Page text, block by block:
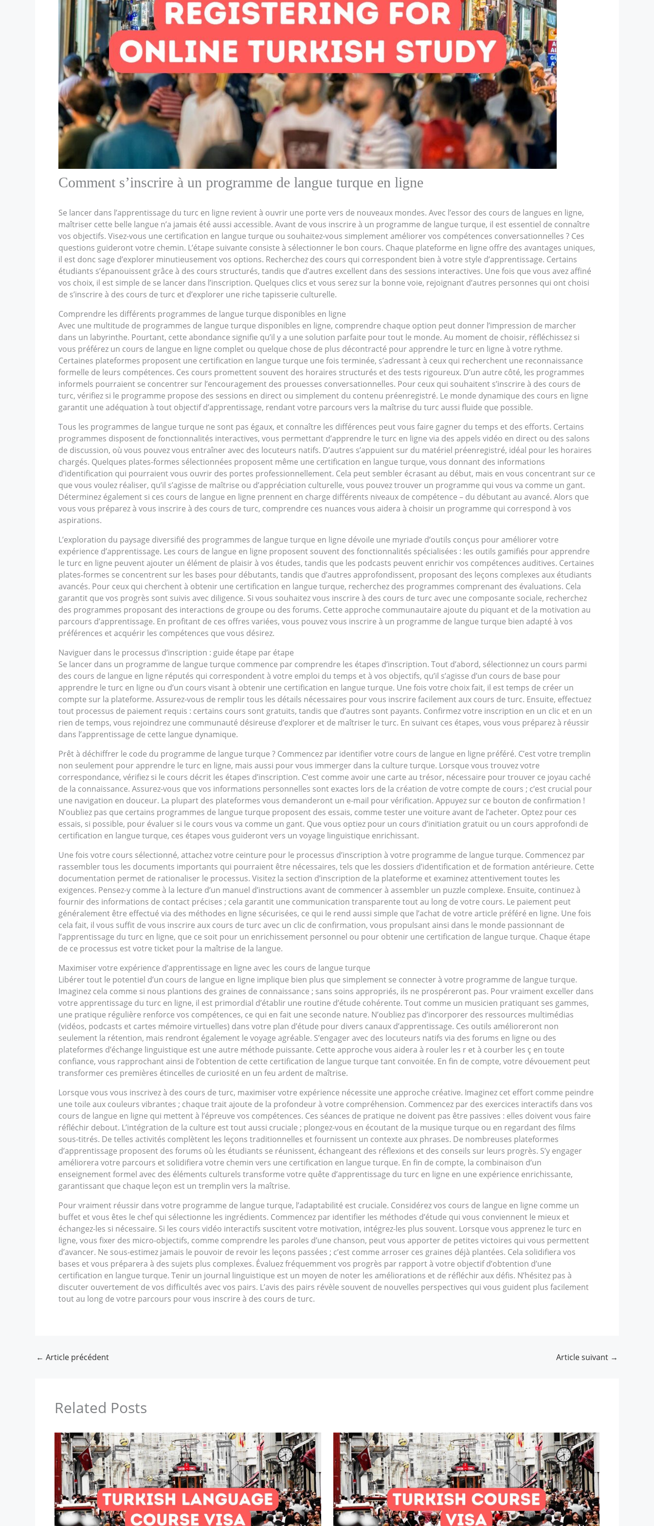
Comment s’inscrire à un programme de langue turque en ligne
Se lancer dans l’apprentissage du turc en ligne revient à ouvrir une porte vers de nouveaux mondes. Avec l’essor des cours de langues en ligne,
maîtriser cette belle langue n’a jamais été aussi accessible. Avant de vous inscrire à un programme de langue turque, il est essentiel de connaître
vos objectifs. Visez-vous une certification en langue turque ou souhaitez-vous simplement améliorer vos compétences conversationnelles ? Ces
questions guideront votre chemin. L’étape suivante consiste à sélectionner le bon cours. Chaque plateforme en ligne offre des avantages uniques,
il est donc sage d’explorer minutieusement vos options. Recherchez des cours qui correspondent bien à votre style d’apprentissage. Certains
étudiants s’épanouissent grâce à des cours structurés, tandis que d’autres excellent dans des sessions interactives. Une fois que vous avez affiné
vos choix, il est simple de se lancer dans l’inscription. Quelques clics et vous serez sur la bonne voie, rejoignant d’autres personnes qui ont choisi
de s’inscrire à des cours de turc et d’explorer une riche tapisserie culturelle.
Comprendre les différents programmes de langue turque disponibles en ligne
Avec une multitude de programmes de langue turque disponibles en ligne, comprendre chaque option peut donner l’impression de marcher
dans un labyrinthe. Pourtant, cette abondance signifie qu’il y a une solution parfaite pour tout le monde. Au moment de choisir, réfléchissez si
vous préférez un cours de langue en ligne complet ou quelque chose de plus décontracté pour apprendre le turc en ligne à votre rythme.
Certaines plateformes proposent une certification en langue turque une fois terminée, s’adressant à ceux qui recherchent une reconnaissance
formelle de leurs compétences. Ces cours promettent souvent des horaires structurés et des tests rigoureux. D’un autre côté, les programmes
informels pourraient se concentrer sur l’encouragement des prouesses conversationnelles. Pour ceux qui souhaitent s’inscrire à des cours de
turc, vérifiez si le programme propose des sessions en direct ou simplement du contenu préenregistré. Le monde dynamique des cours en ligne
garantit une adéquation à tout objectif d’apprentissage, rendant votre parcours vers la maîtrise du turc aussi fluide que possible.
Tous les programmes de langue turque ne sont pas égaux, et connaître les différences peut vous faire gagner du temps et des efforts. Certains
programmes disposent de fonctionnalités interactives, vous permettant d’apprendre le turc en ligne via des appels vidéo en direct ou des salons
de discussion, où vous pouvez vous entraîner avec des locuteurs natifs. D’autres s’appuient sur du matériel préenregistré, idéal pour les horaires
chargés. Quelques plates-formes sélectionnées proposent même une certification en langue turque, vous donnant des informations
d’identification qui pourraient vous ouvrir des portes professionnellement. Cela peut sembler écrasant au début, mais en vous concentrant sur ce
que vous voulez réaliser, qu’il s’agisse de maîtrise ou d’appréciation culturelle, vous pouvez trouver un programme qui vous va comme un gant.
Déterminez également si ces cours de langue en ligne prennent en charge différents niveaux de compétence – du débutant au avancé. Alors que
vous vous préparez à vous inscrire à des cours de turc, comprendre ces nuances vous aidera à choisir un programme qui correspond à vos
aspirations.
L’exploration du paysage diversifié des programmes de langue turque en ligne dévoile une myriade d’outils conçus pour améliorer votre
expérience d’apprentissage. Les cours de langue en ligne proposent souvent des fonctionnalités spécialisées : les outils gamifiés pour apprendre
le turc en ligne peuvent ajouter un élément de plaisir à vos études, tandis que les podcasts peuvent enrichir vos compétences auditives. Certaines
plates-formes se concentrent sur les bases pour débutants, tandis que d’autres approfondissent, proposant des leçons complexes aux étudiants
avancés. Pour ceux qui cherchent à obtenir une certification en langue turque, recherchez des programmes comprenant des évaluations. Cela
garantit que vos progrès sont suivis avec diligence. Si vous souhaitez vous inscrire à des cours de turc avec une composante sociale, recherchez
des programmes proposant des interactions de groupe ou des forums. Cette approche communautaire ajoute du piquant et de la motivation au
parcours d’apprentissage. En profitant de ces offres variées, vous pouvez vous inscrire à un programme de langue turque bien adapté à vos
préférences et acquérir les compétences que vous désirez.
Naviguer dans le processus d’inscription : guide étape par étape
Se lancer dans un programme de langue turque commence par comprendre les étapes d’inscription. Tout d’abord, sélectionnez un cours parmi
des cours de langue en ligne réputés qui correspondent à votre emploi du temps et à vos objectifs, qu’il s’agisse d’un cours de base pour
apprendre le turc en ligne ou d’un cours visant à obtenir une certification en langue turque. Une fois votre choix fait, il est temps de créer un
compte sur la plateforme. Assurez-vous de remplir tous les détails nécessaires pour vous inscrire facilement aux cours de turc. Ensuite, effectuez
tout processus de paiement requis : certains cours sont gratuits, tandis que d’autres sont payants. Confirmez votre inscription en un clic et en un
rien de temps, vous rejoindrez une communauté désireuse d’explorer et de maîtriser le turc. En suivant ces étapes, vous vous préparez à réussir
dans l’apprentissage de cette langue dynamique.
Prêt à déchiffrer le code du programme de langue turque ? Commencez par identifier votre cours de langue en ligne préféré. C’est votre tremplin
non seulement pour apprendre le turc en ligne, mais aussi pour vous immerger dans la culture turque. Lorsque vous trouvez votre
correspondance, vérifiez si le cours décrit les étapes d’inscription. C’est comme avoir une carte au trésor, nécessaire pour trouver ce joyau caché
de la connaissance. Assurez-vous que vos informations personnelles sont exactes lors de la création de votre compte de cours ; c’est crucial pour
une navigation en douceur. La plupart des plateformes vous demanderont un e-mail pour vérification. Appuyez sur ce bouton de confirmation !
N’oubliez pas que certains programmes de langue turque proposent des essais, comme tester une voiture avant de l’acheter. Optez pour ces
essais, si possible, pour évaluer si le cours vous va comme un gant. Que vous optiez pour un cours d’initiation gratuit ou un cours approfondi de
certification en langue turque, ces étapes vous guideront vers un voyage linguistique enrichissant.
Une fois votre cours sélectionné, attachez votre ceinture pour le processus d’inscription à votre programme de langue turque. Commencez par
rassembler tous les documents importants qui pourraient être nécessaires, tels que les dossiers d’identification et de formation antérieure. Cette
documentation permet de rationaliser le processus. Visitez la section d’inscription de la plateforme et examinez attentivement toutes les
exigences. Pensez-y comme à la lecture d’un manuel d’instructions avant de commencer à assembler un puzzle complexe. Ensuite, continuez à
fournir des informations de contact précises ; cela garantit une communication transparente tout au long de votre cours. Le paiement peut
généralement être effectué via des méthodes en ligne sécurisées, ce qui le rend aussi simple que l’achat de votre article préféré en ligne. Une fois
cela fait, il vous suffit de vous inscrire aux cours de turc avec un clic de confirmation, vous propulsant ainsi dans le monde passionnant de
l’apprentissage du turc en ligne, que ce soit pour un enrichissement personnel ou pour obtenir une certification de langue turque. Chaque étape
de ce processus est votre ticket pour la maîtrise de la langue.
Maximiser votre expérience d’apprentissage en ligne avec les cours de langue turque
Libérer tout le potentiel d’un cours de langue en ligne implique bien plus que simplement se connecter à votre programme de langue turque.
Imaginez cela comme si nous plantions des graines de connaissance ; sans soins appropriés, ils ne prospéreront pas. Pour vraiment exceller dans
votre apprentissage du turc en ligne, il est primordial d’établir une routine d’étude cohérente. Tout comme un musicien pratiquant ses gammes,
une pratique régulière renforce vos compétences, ce qui en fait une seconde nature. N’oubliez pas d’incorporer des ressources multimédias
(vidéos, podcasts et cartes mémoire virtuelles) dans votre plan d’étude pour divers canaux d’apprentissage. Ces outils amélioreront non
seulement la rétention, mais rendront également le voyage agréable. S’engager avec des locuteurs natifs via des forums en ligne ou des
plateformes d’échange linguistique est une autre méthode puissante. Cette approche vous aidera à rouler les r et à courber les ç en toute
confiance, vous rapprochant ainsi de l’obtention de cette certification de langue turque tant convoitée. En fin de compte, votre dévouement peut
transformer ces premières étincelles de curiosité en un feu ardent de maîtrise.
Lorsque vous vous inscrivez à des cours de turc, maximiser votre expérience nécessite une approche créative. Imaginez cet effort comme peindre
une toile aux couleurs vibrantes ; chaque trait ajoute de la profondeur à votre compréhension. Commencez par des exercices interactifs dans vos
cours de langue en ligne qui mettent à l’épreuve vos compétences. Ces séances de pratique ne doivent pas être passives : elles doivent vous faire
réfléchir debout. L’intégration de la culture est tout aussi cruciale ; plongez-vous en écoutant de la musique turque ou en regardant des films
sous-titrés. De telles activités complètent les leçons traditionnelles et fournissent un contexte aux phrases. De nombreuses plateformes
d’apprentissage proposent des forums où les étudiants se réunissent, échangeant des réflexions et des conseils sur leurs progrès. S’y engager
améliorera votre parcours et solidifiera votre chemin vers une certification en langue turque. En fin de compte, la combinaison d’un
enseignement formel avec des éléments culturels transforme votre quête d’apprentissage du turc en ligne en une expérience enrichissante,
garantissant que chaque leçon est un tremplin vers la maîtrise.
Pour vraiment réussir dans votre programme de langue turque, l’adaptabilité est cruciale. Considérez vos cours de langue en ligne comme un
buffet et vous êtes le chef qui sélectionne les ingrédients. Commencez par identifier les méthodes d’étude qui vous conviennent le mieux et
échangez-les si nécessaire. Si les cours vidéo interactifs suscitent votre motivation, intégrez-les plus souvent. Lorsque vous apprenez le turc en
ligne, vous fixer des micro-objectifs, comme comprendre les paroles d’une chanson, peut vous apporter de petites victoires qui vous permettent
d’avancer. Ne sous-estimez jamais le pouvoir de revoir les leçons passées ; c’est comme arroser ces graines déjà plantées. Cela solidifiera vos
bases et vous préparera à des sujets plus complexes. Évaluez fréquemment vos progrès par rapport à votre objectif d’obtention d’une
certification en langue turque. Tenir un journal linguistique est un moyen de noter les améliorations et de réfléchir aux défis. N’hésitez pas à
discuter ouvertement de vos difficultés avec vos pairs. L’avis des pairs révèle souvent de nouvelles perspectives qui vous guident plus facilement
tout au long de votre parcours pour vous inscrire à des cours de turc.
← Article précédent Article suivant →
Related Posts